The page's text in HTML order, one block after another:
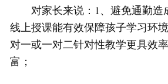
对家长来说：1、避免通勤造
线上授课能有效保障孩子学习环
对一或一对二针对性教学更具效
富；